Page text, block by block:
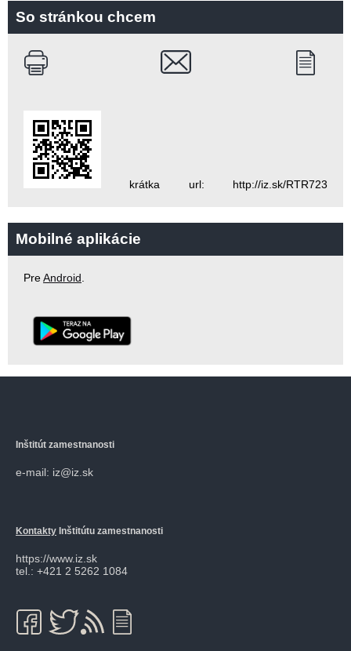
So stránkou chcem
krátka url: http://iz.sk/RTR723
Mobilné aplikácie
PreAndroid.
Inštitút zamestnanosti
e-mail: iz@iz.sk
Kontakty Inštitútu zamestnanosti
https://www.iz.sk
tel.: +421 2 5262 1084